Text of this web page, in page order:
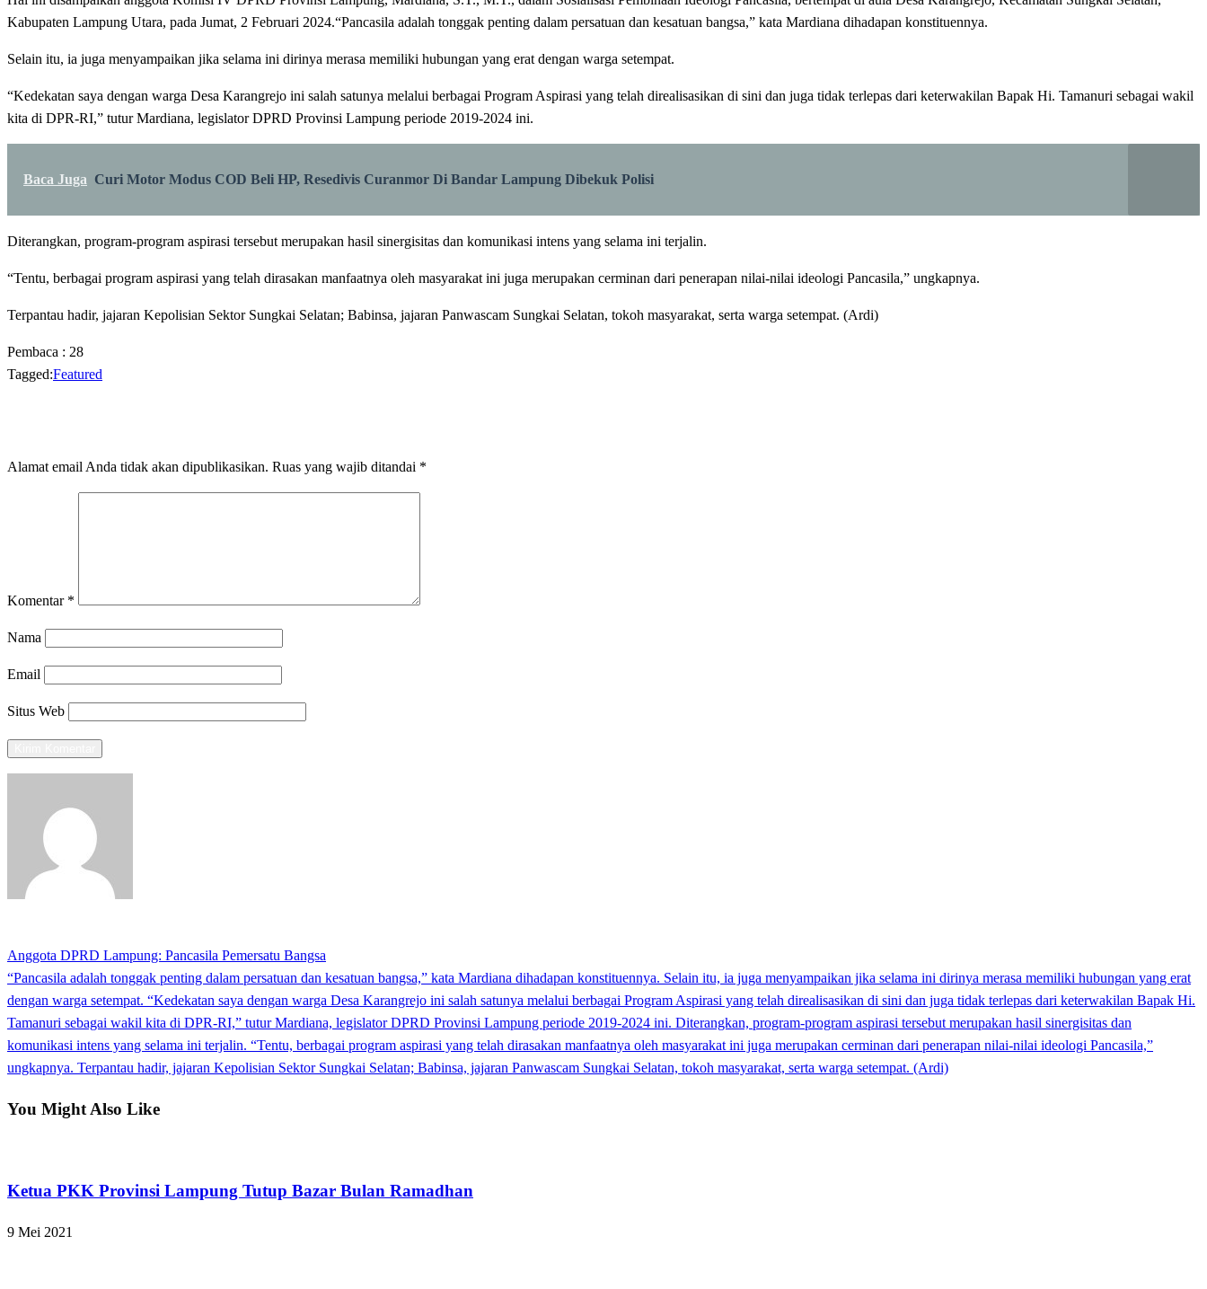
Kabupaten Lampung Utara, pada Jumat, 2 Februari 2024.“Pancasila adalah tonggak penting dalam persatuan dan kesatuan bangsa,” kata Mardiana dihadapan konstituennya.
Selain itu, ia juga menyampaikan jika selama ini dirinya merasa memiliki hubungan yang erat dengan warga setempat.
“Kedekatan saya dengan warga Desa Karangrejo ini salah satunya melalui berbagai Program Aspirasi yang telah direalisasikan di sini dan juga tidak terlepas dari keterwakilan Bapak Hi. Tamanuri sebagai wakil
kita di DPR-RI,” tutur Mardiana, legislator DPRD Provinsi Lampung periode 2019-2024 ini.
Baca Juga Curi Motor Modus COD Beli HP, Resedivis Curanmor Di Bandar Lampung Dibekuk Polisi
Diterangkan, program-program aspirasi tersebut merupakan hasil sinergisitas dan komunikasi intens yang selama ini terjalin.
“Tentu, berbagai program aspirasi yang telah dirasakan manfaatnya oleh masyarakat ini juga merupakan cerminan dari penerapan nilai-nilai ideologi Pancasila,” ungkapnya.
Terpantau hadir, jajaran Kepolisian Sektor Sungkai Selatan; Babinsa, jajaran Panwascam Sungkai Selatan, tokoh masyarakat, serta warga setempat. (Ardi)
Pembaca : 28
Tagged:Featured
Alamat email Anda tidak akan dipublikasikan. Ruas yang wajib ditandai *
Komentar *
Nama
Email
Situs Web
Navigasi
pos
Previous
Post
Anggota DPRD Lampung: Pancasila Pemersatu Bangsa
Next
Post
“Pancasila adalah tonggak penting dalam persatuan dan kesatuan bangsa,” kata Mardiana dihadapan konstituennya. Selain itu, ia juga menyampaikan jika selama ini dirinya merasa memiliki hubungan yang erat
dengan warga setempat. “Kedekatan saya dengan warga Desa Karangrejo ini salah satunya melalui berbagai Program Aspirasi yang telah direalisasikan di sini dan juga tidak terlepas dari keterwakilan Bapak Hi.
Tamanuri sebagai wakil kita di DPR-RI,” tutur Mardiana, legislator DPRD Provinsi Lampung periode 2019-2024 ini. Diterangkan, program-program aspirasi tersebut merupakan hasil sinergisitas dan
komunikasi intens yang selama ini terjalin. “Tentu, berbagai program aspirasi yang telah dirasakan manfaatnya oleh masyarakat ini juga merupakan cerminan dari penerapan nilai-nilai ideologi Pancasila,”
ungkapnya. Terpantau hadir, jajaran Kepolisian Sektor Sungkai Selatan; Babinsa, jajaran Panwascam Sungkai Selatan, tokoh masyarakat, serta warga setempat. (Ardi)
You Might Also Like
Ketua PKK Provinsi Lampung Tutup Bazar Bulan Ramadhan
9 Mei 2021